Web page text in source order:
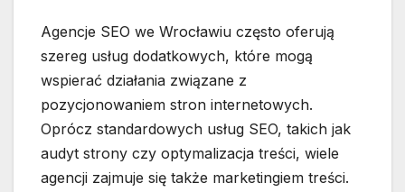
Agencje SEO we Wrocławiu często oferują
szereg usług dodatkowych, które mogą
wspierać działania związane z
pozycjonowaniem stron internetowych.
Oprócz standardowych usług SEO, takich jak
audyt strony czy optymalizacja treści, wiele
agencji zajmuje się także marketingiem treści.